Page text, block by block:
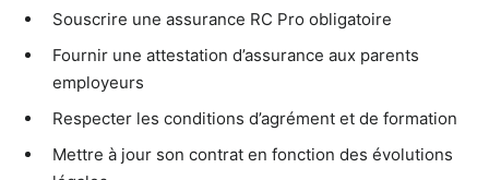
Souscrire une assurance RC Pro obligatoire
Fournir une attestation d’assurance aux parents
employeurs
Respecter les conditions d’agrément et de formation
Mettre à jour son contrat en fonction des évolutions